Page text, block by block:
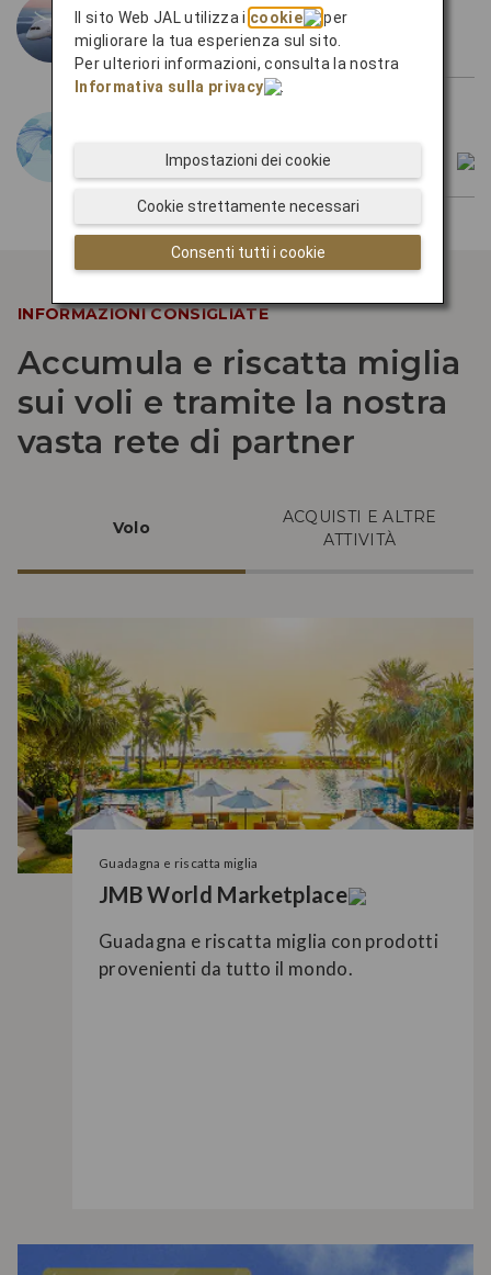
Prova il lusso esclusivo di JAL Global
Club.
nostra vasta rete tramite
INFORMAZIONI CONSIGLIATE
Accumula e riscatta miglia
sui voli e tramite la nostra
vasta rete di partner
Volo
ACQUISTI E ALTRE
ATTIVITÀ
Guadagna e riscatta miglia
JMB World Marketplace
Guadagna e riscatta miglia con prodotti
provenienti da tutto il mondo.
Il sito Web JAL utilizza i cookie
per
migliorare la tua esperienza sul sito.
Per ulteriori informazioni, consulta la nostra
Informativa sulla privacy
.
Consenti tutti i cookie
Cookie strettamente necessari
Impostazioni dei cookie